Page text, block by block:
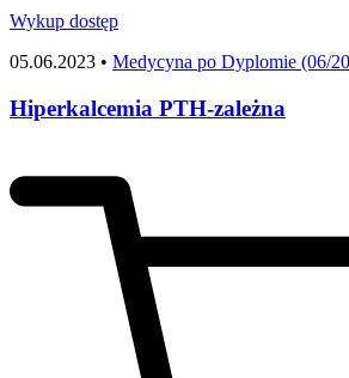
Wykup dostęp
05.06.2023 • Medycyna po Dyplomie (06/
Hiperkalcemia PTH-zależna